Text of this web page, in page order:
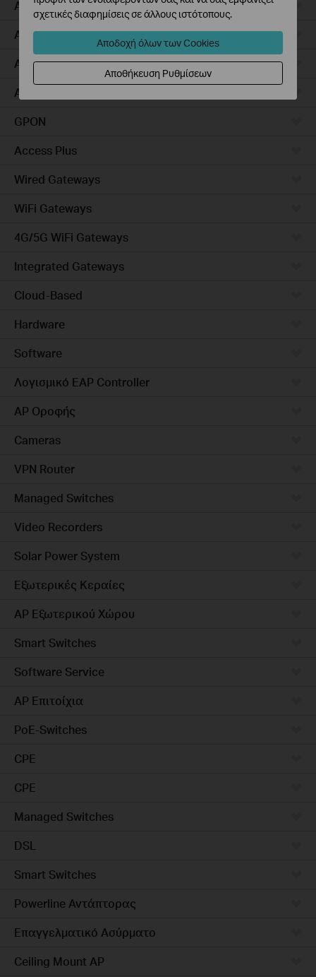
Access Pro
Aggregation
Access Max
Access
GPON
Access Plus
Wired Gateways
WiFi Gateways
4G/5G WiFi Gateways
Integrated Gateways
Cloud-Based
Hardware
Software
Λογισμικό EAP Controller
AP Οροφής
Cameras
VPN Router
Managed Switches
Video Recorders
Solar Power System
Εξωτερικές Κεραίες
AP Εξωτερικού Χώρου
Smart Switches
Software Service
AP Επιτοίχια
PoE-Switches
CPE
CPE
Managed Switches
DSL
Smart Switches
Powerline Αντάπτορας
Επαγγελματικό Ασύρματο
Ceiling Mount AP
σχετικές διαφημίσεις σε άλλους ιστότοπους.
Αποδοχή όλων των Cookies
Αποθήκευση Ρυθμίσεων